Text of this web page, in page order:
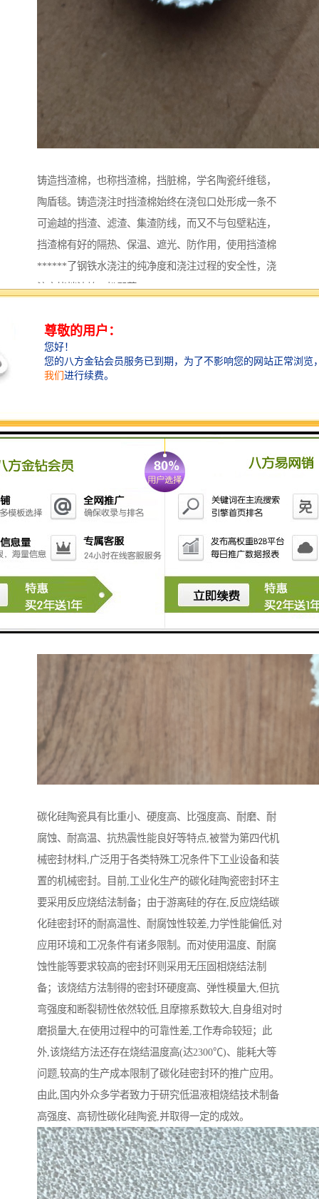
铸造挡渣棉，也称挡渣棉，挡脏棉，学名陶瓷纤维毯，
陶盾毯。铸造浇注时挡渣棉始终在浇包口处形成一条不
可逾越的挡渣、滤渣、集渣防线，而又不与包壁粘连，
挡渣棉有好的隔热、保温、遮光、防作用，使用挡渣棉
******了钢铁水浇注的纯净度和浇注过程的安全性，浇
注完毕挡渣棉一扒即落
碳化硅陶瓷具有比重小、硬度高、比强度高、耐磨、耐
腐蚀、耐高温、抗热震性能良好等特点,被誉为第四代机
械密封材料,广泛用于各类特殊工况条件下工业设备和装
置的机械密封。目前,工业化生产的碳化硅陶瓷密封环主
要采用反应烧结法制备；由于游离硅的存在,反应烧结碳
化硅密封环的耐高温性、耐腐蚀性较差,力学性能偏低,对
应用环境和工况条件有诸多限制。而对使用温度、耐腐
蚀性能等要求较高的密封环则采用无压固相烧结法制
备；该烧结方法制得的密封环硬度高、弹性模量大,但抗
弯强度和断裂韧性依然较低,且摩擦系数较大,自身组对时
磨损量大,在使用过程中的可靠性差,工作寿命较短；此
外,该烧结方法还存在烧结温度高(达2300℃)、能耗大等
问题,较高的生产成本限制了碳化硅密封环的推广应用。
由此,国内外众多学者致力于研究低温液相烧结技术制备
高强度、高韧性碳化硅陶瓷,并取得一定的成效。